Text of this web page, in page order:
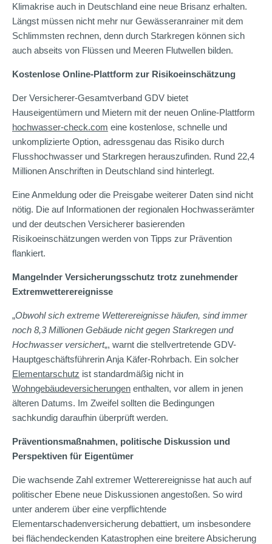
Klimakrise auch in Deutschland eine neue Brisanz erhalten.
Längst müssen nicht mehr nur Gewässeranrainer mit dem
Schlimmsten rechnen, denn durch Starkregen können sich
auch abseits von Flüssen und Meeren Flutwellen bilden.
Kostenlose Online-Plattform zur Risikoeinschätzung
Der Versicherer-Gesamtverband GDV bietet
Hauseigentümern und Mietern mit der neuen Online-Plattform
hochwasser-check.com eine kostenlose, schnelle und
unkomplizierte Option, adressgenau das Risiko durch
Flusshochwasser und Starkregen herauszufinden. Rund 22,4
Millionen Anschriften in Deutschland sind hinterlegt.
Eine Anmeldung oder die Preisgabe weiterer Daten sind nicht
nötig. Die auf Informationen der regionalen Hochwasserämter
und der deutschen Versicherer basierenden
Risikoeinschätzungen werden von Tipps zur Prävention
flankiert.
Mangelnder Versicherungsschutz trotz zunehmender
Extremwetterereignisse
„Obwohl sich extreme Wetterereignisse häufen, sind immer
noch 8,3 Millionen Gebäude nicht gegen Starkregen und
Hochwasser versichert„, warnt die stellvertretende GDV-
Hauptgeschäftsführerin Anja Käfer-Rohrbach. Ein solcher
Elementarschutz ist standardmäßig nicht in
Wohngebäudeversicherungen enthalten, vor allem in jenen
älteren Datums. Im Zweifel sollten die Bedingungen
sachkundig daraufhin überprüft werden.
Präventionsmaßnahmen, politische Diskussion und
Perspektiven für Eigentümer
Die wachsende Zahl extremer Wetterereignisse hat auch auf
politischer Ebene neue Diskussionen angestoßen. So wird
unter anderem über eine verpflichtende
Elementarschadenversicherung debattiert, um insbesondere
bei flächendeckenden Katastrophen eine breitere Absicherung